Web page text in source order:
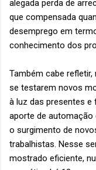
alegada perda de
que compensada
desemprego em
conhecimento dos
Também cabe
se testarem novos
à luz das presentes
aporte de automação
o surgimento de
trabalhistas. Nesse
mostrado eficiente,